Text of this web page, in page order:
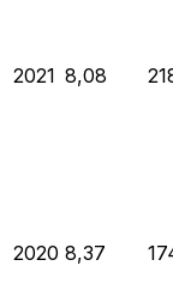
2021 8,08
2020 8,37